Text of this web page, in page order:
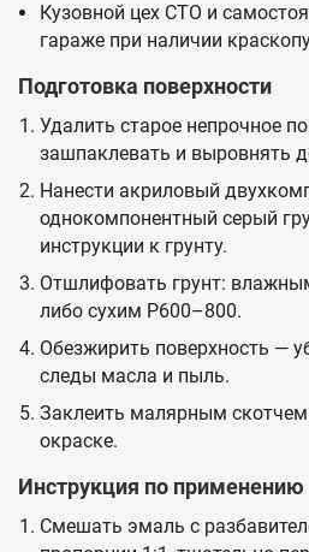
Кузовной цех СТО и
гараже при наличии
Подготовка поверхности
Удалить старое непрочное
зашпаклевать и выровнять
Нанести акриловый
однокомпонентный серый
инструкции к грунту.
Отшлифовать грунт:
либо сухим P600–800.
Обезжирить поверхность —
следы масла и пыль.
Заклеить малярным
окраске.
Инструкция по применению
Смешать эмаль с